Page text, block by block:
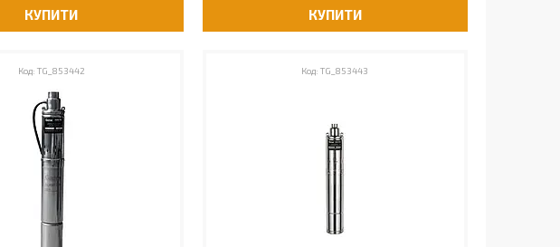
КУПИТИ КУПИТИ
TG_853442 TG_853443